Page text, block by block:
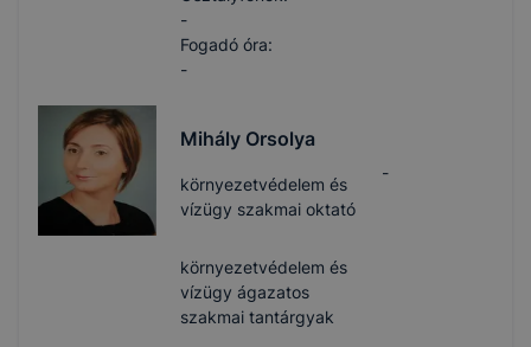
-
Fogadó óra:
-
Mihály Orsolya
környezetvédelem és
vízügy szakmai oktató
környezetvédelem és
vízügy ágazatos
szakmai tantárgyak
-